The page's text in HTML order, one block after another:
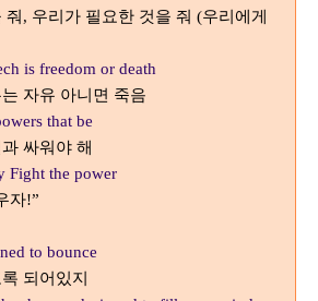
줘, 우리가 필요한 것을 줘 (우리에게
is freedom or death
자유 아니면 죽음
that be
싸워야 해
Fight the power
자!”
to bounce
되어있지